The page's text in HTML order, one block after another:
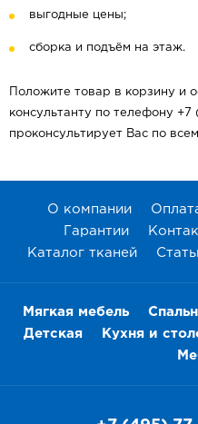
выгодные цены;
сборка и подъём на этаж.
Положите товар в корзину и
консультанту по телефону +7
проконсультирует Вас по
О компании
Гарантии
Каталог тканей
Мягкая мебель
Детская
Кухня и